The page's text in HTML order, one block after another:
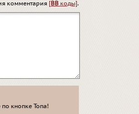
комментария [BB коды].
кнопке Топа!